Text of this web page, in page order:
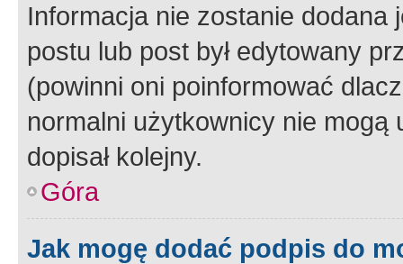
Informacja nie zostanie dodana
postu lub post był edytowany
(powinni oni poinformować
normalni użytkownicy nie
dopisał kolejny.
Góra
Jak mogę dodać podpis do